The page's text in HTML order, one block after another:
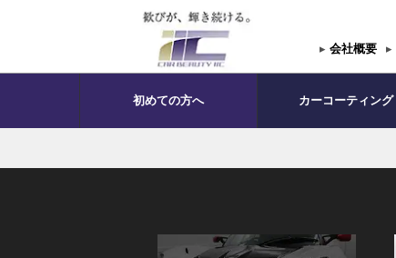
▸ 会社概要 ▸
初めての方へ カーコーティング